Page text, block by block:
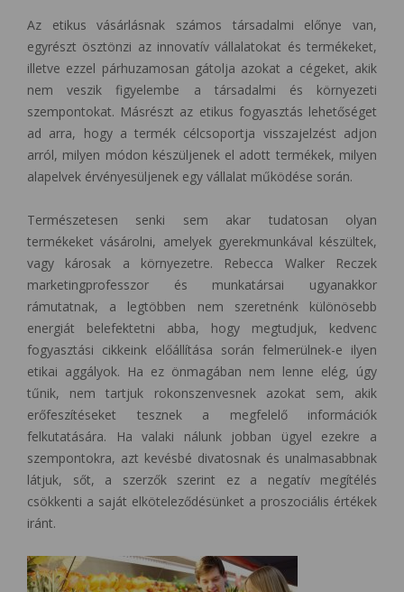
Az etikus vásárlásnak számos társadalmi előnye van,
egyrészt ösztönzi az innovatív vállalatokat és termékeket,
illetve ezzel párhuzamosan gátolja azokat a cégeket, akik
nem veszik figyelembe a társadalmi és környezeti
szempontokat. Másrészt az etikus fogyasztás lehetőséget
ad arra, hogy a termék célcsoportja visszajelzést adjon
arról, milyen módon készüljenek el adott termékek, milyen
alapelvek érvényesüljenek egy vállalat működése során.
Természetesen senki sem akar tudatosan olyan
termékeket vásárolni, amelyek gyerekmunkával készültek,
vagy károsak a környezetre. Rebecca Walker Reczek
marketingprofesszor és munkatársai ugyanakkor
rámutatnak, a legtöbben nem szeretnénk különösebb
energiát belefektetni abba, hogy megtudjuk, kedvenc
fogyasztási cikkeink előállítása során felmerülnek-e ilyen
etikai aggályok. Ha ez önmagában nem lenne elég, úgy
tűnik, nem tartjuk rokonszenvesnek azokat sem, akik
erőfeszítéseket tesznek a megfelelő információk
felkutatására. Ha valaki nálunk jobban ügyel ezekre a
szempontokra, azt kevésbé divatosnak és unalmasabbnak
látjuk, sőt, a szerzők szerint ez a negatív megítélés
csökkenti a saját elköteleződésünket a proszociális értékek
iránt.